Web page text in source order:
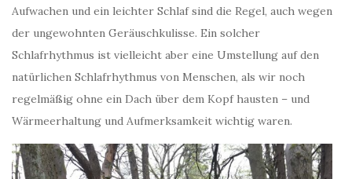
Aufwachen und ein leichter Schlaf sind die Regel, auch wegen
der ungewohnten Geräuschkulisse. Ein solcher
Schlafrhythmus ist vielleicht aber eine Umstellung auf den
natürlichen Schlafrhythmus von Menschen, als wir noch
regelmäßig ohne ein Dach über dem Kopf hausten – und
Wärmeerhaltung und Aufmerksamkeit wichtig waren.